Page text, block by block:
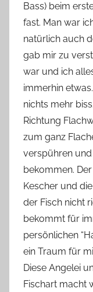
Bass) beim
fast. Man war
natürlich auch
gab mir zu
war und ich
immerhin
nichts mehr
Richtung
zum ganz
verspühren
bekommen.
Kescher und
der Fisch nicht
bekommt für
persönlichen
ein Traum für
Diese Angelei
Fischart macht